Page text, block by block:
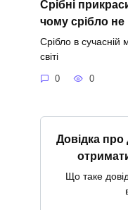
Срібні
чому срібло
Срібло в сучасній
світі
0 0
Довідка
Що таке